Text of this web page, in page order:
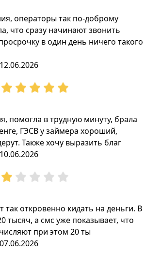
операторы так по-доброму
что сразу начинают звонить
в один день ничего такого
12.06.2026
помогла в трудную минуту, брала
ГЭСВ у займера хороший,
Также хочу выразить благ
10.06.2026
так откровенно кидать на деньги. В
тысяч, а смс уже показывает, что
при этом 20 ты
07.06.2026